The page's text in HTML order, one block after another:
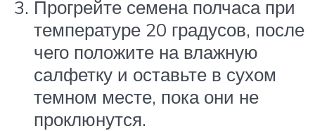
Прогрейте семена полчаса при
температуре 20 градусов, после
чего положите на влажную
салфетку и оставьте в сухом
темном месте, пока они не
проклюнутся.